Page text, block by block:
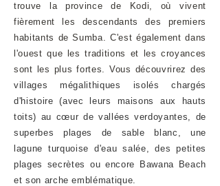
trouve la province de Kodi, où vivent
fièrement les descendants des premiers
habitants de Sumba. C'est également dans
l'ouest que les traditions et les croyances
sont les plus fortes. Vous découvrirez des
villages mégalithiques isolés chargés
d'histoire (avec leurs maisons aux hauts
toits) au cœur de vallées verdoyantes, de
superbes plages de sable blanc, une
lagune turquoise d'eau salée, des petites
plages secrètes ou encore Bawana Beach
et son arche emblématique.